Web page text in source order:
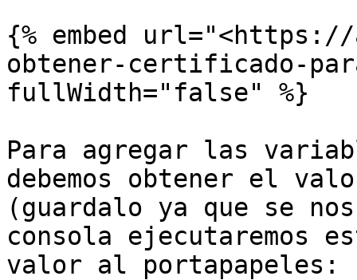
{% embed
obtener-certificado-
fullWidth="false" %}
Para agregar las
debemos obtener el
(guardalo ya que se
consola ejecutaremos
valor al portapapeles: